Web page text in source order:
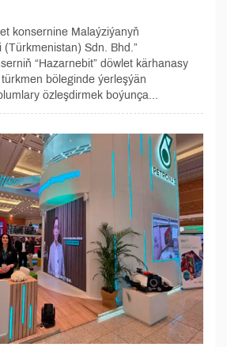
konsernine Malaýziýanyň
(Türkmenistan) Sdn. Bhd.”
“Hazarnebit” döwlet kärhanasy
böleginde ýerleşýän
özleşdirmek boýunça...